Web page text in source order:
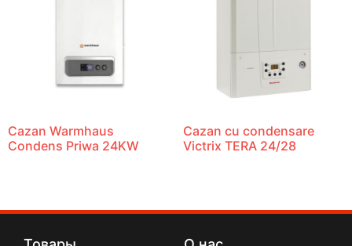
Cazan Warmhaus
Condens Priwa 24KW
Cazan cu condensare
Victrix TERA 24/28